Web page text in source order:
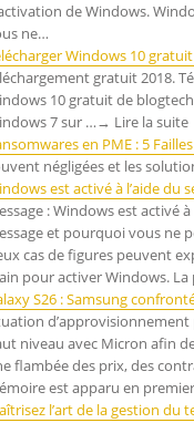
de Windows.
ne…
Windows 10
gratuit 2018.
10 gratuit de
7 sur …→ Lire la suite
en PME : 5
négligées et les
est activé à l’aide du
: Windows est activé
et pourquoi vous ne
cas de figures peuvent
pour activer Windows. La
S26 : Samsung
d’approvisionnement
niveau avec Micron afin
flambée des prix, des
est apparu en
l’art de la gestion du